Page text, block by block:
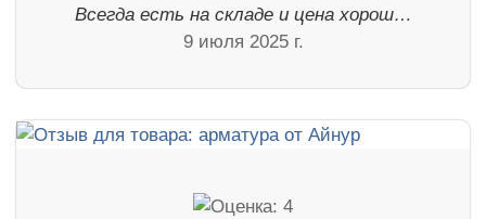
Всегда есть на складе и цена хорош…
9 июля 2025 г.